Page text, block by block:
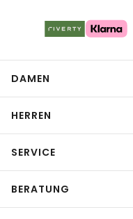
DAMEN
HERREN
SERVICE
BERATUNG